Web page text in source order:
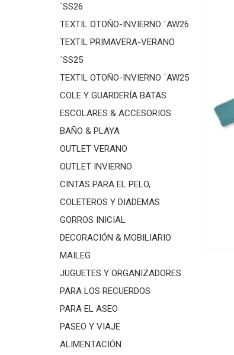
´SS26
TEXTIL OTOÑO-INVIERNO ´AW26
TEXTIL PRIMAVERA-VERANO
´SS25
TEXTIL OTOÑO-INVIERNO ´AW25
COLE Y GUARDERÍA BATAS
ESCOLARES & ACCESORIOS
BAÑO & PLAYA
OUTLET VERANO
OUTLET INVIERNO
CINTAS PARA EL PELO,
COLETEROS Y DIADEMAS
GORROS INICIAL
DECORACIÓN & MOBILIARIO
MAILEG
JUGUETES Y ORGANIZADORES
PARA LOS RECUERDOS
PARA EL ASEO
PASEO Y VIAJE
ALIMENTACIÓN